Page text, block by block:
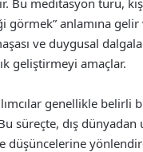
görmek” anlamına
ve duygusal
geliştirmeyi amaçlar.
genellikle
süreçte, dış
düşüncelerine